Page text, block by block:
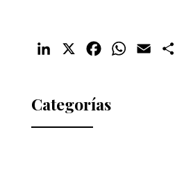
LinkedIn Facebook
Categorías